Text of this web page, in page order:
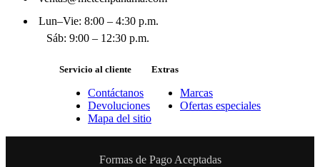
Lun–Vie: 8:00 – 4:30 p.m.
Sáb: 9:00 – 12:30 p.m.
Servicio al cliente
Contáctanos
Devoluciones
Mapa del sitio
Extras
Marcas
Ofertas especiales
Formas de Pago Aceptadas